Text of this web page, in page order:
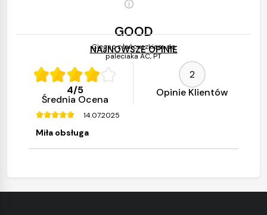
GOOD
Cięgno z łańcuszkiem do
paleciaka AC, PT
4/5
Średnia Ocena
2
Opinie Klientów
NAJNOWSZE OPINIE
17.03.2026
ok@!
14.07.2025
Miła obsługa